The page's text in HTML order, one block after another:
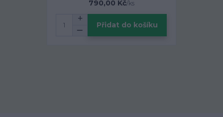
790,00 Kč/ks
Přidat do košíku